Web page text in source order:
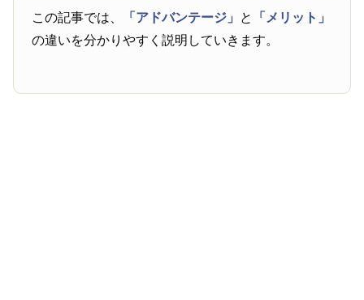
この記事では、 「アドバンテージ」 と
「メリット」
の違いを分かりやすく説明していきます。